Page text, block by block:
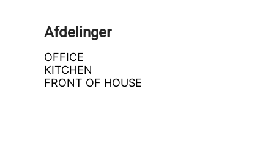
Afdelinger
OFFICE
KITCHEN
FRONT OF HOUSE